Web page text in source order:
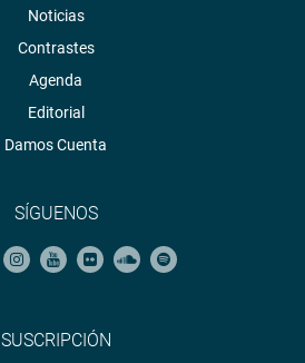
Noticias
Contrastes
Agenda
Editorial
Damos Cuenta
SÍGUENOS
SUSCRIPCIÓN